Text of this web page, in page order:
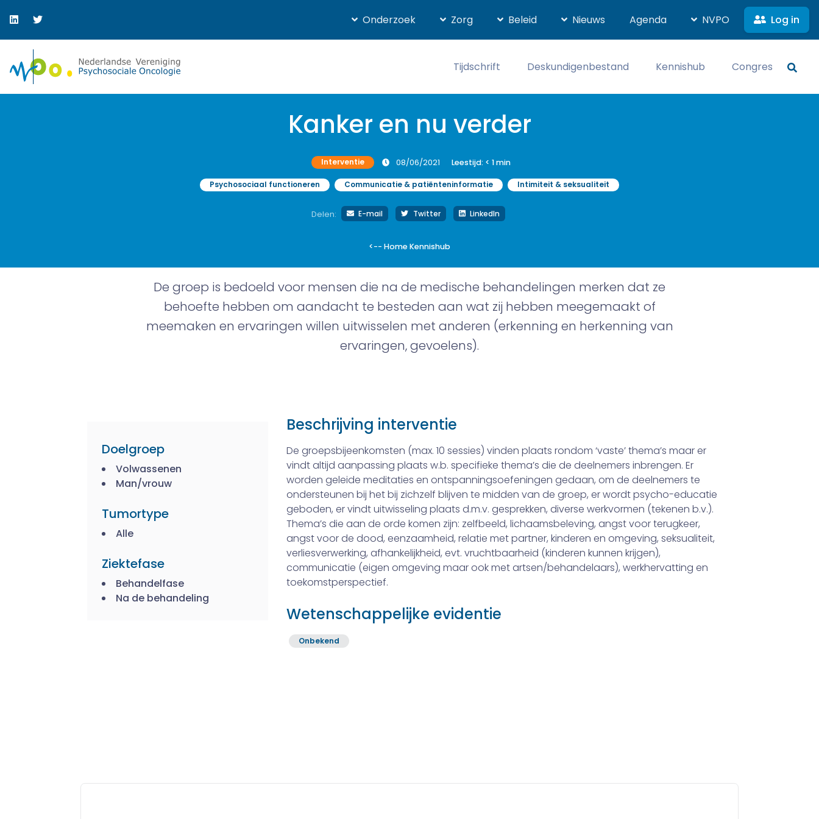
Onderzoek Zorg Beleid Nieuws Agenda NVPO Log in
Tijdschrift Deskundigenbestand Kennishub Congres
Kanker en nu verder
Interventie 08/06/2021 Leestijd: < 1min
Psychosociaal functioneren Communicatie & patiënteninformatie Intimiteit & seksualiteit
Delen: E-mail Twitter LinkedIn
<-- Home Kennishub
De groep is bedoeld voor mensen die na de medische behandelingen merken dat ze
behoefte hebben om aandacht te besteden aan wat zij hebben meegemaakt of
meemaken en ervaringen willen uitwisselen met anderen (erkenning en herkenning van
ervaringen, gevoelens).
Doelgroep
Volwassenen
Man/vrouw
Tumortype
Alle
Ziektefase
Behandelfase
Na de behandeling
Beschrijving interventie
De groepsbijeenkomsten (max. 10 sessies) vinden plaats rondom ‘vaste’ thema’s maar er
vindt altijd aanpassing plaats w.b. specifieke thema’s die de deelnemers inbrengen. Er
worden geleide meditaties en ontspanningsoefeningen gedaan, om de deelnemers te
ondersteunen bij het bij zichzelf blijven te midden van de groep, er wordt psycho-educatie
geboden, er vindt uitwisseling plaats d.m.v. gesprekken, diverse werkvormen (tekenen b.v.).
Thema’s die aan de orde komen zijn: zelfbeeld, lichaamsbeleving, angst voor terugkeer,
angst voor de dood, eenzaamheid, relatie met partner, kinderen en omgeving, seksualiteit,
verliesverwerking, afhankelijkheid, evt. vruchtbaarheid (kinderen kunnen krijgen),
communicatie (eigen omgeving maar ook met artsen/behandelaars), werkhervatting en
toekomstperspectief.
Wetenschappelijke evidentie
Onbekend